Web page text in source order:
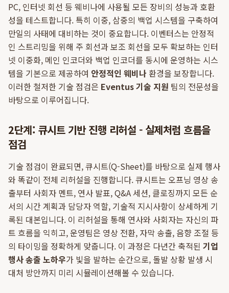
PC, 인터넷 회선 등 웨비나에 사용될 모든 장비의 성능과 호환
성을 테스트합니다. 특히 이중, 삼중의 백업 시스템을 구축하여
만일의 사태에 대비하는 것이 중요합니다. 이벤터스는 안정적
인 스트리밍을 위해 주 회선과 보조 회선을 모두 확보하는 인터
넷 이중화, 메인 인코더와 백업 인코더를 동시에 운영하는 시스
템을 기본으로 제공하여 안정적인 웨비나 환경을 보장합니다.
이러한 철저한 기술 점검은 Eventus 기술 지원 팀의 전문성을
바탕으로 이루어집니다.
2단계: 큐시트 기반 진행 리허설 - 실제처럼 흐름을
점검
기술 점검이 완료되면, 큐시트(Q-Sheet)를 바탕으로 실제 행사
와 똑같이 전체 리허설을 진행합니다. 큐시트는 오프닝 영상 송
출부터 사회자 멘트, 연사 발표, Q&A 세션, 클로징까지 모든 순
서의 시간 계획과 담당자 역할, 기술적 지시사항이 상세하게 기
록된 대본입니다. 이 리허설을 통해 연사와 사회자는 자신의 파
트 흐름을 익히고, 운영팀은 영상 전환, 자막 송출, 음향 조절 등
의 타이밍을 정확하게 맞춥니다. 이 과정은 다년간 축적된 기업
행사 송출 노하우가 빛을 발하는 순간으로, 돌발 상황 발생 시
대처 방안까지 미리 시뮬레이션해볼 수 있습니다.